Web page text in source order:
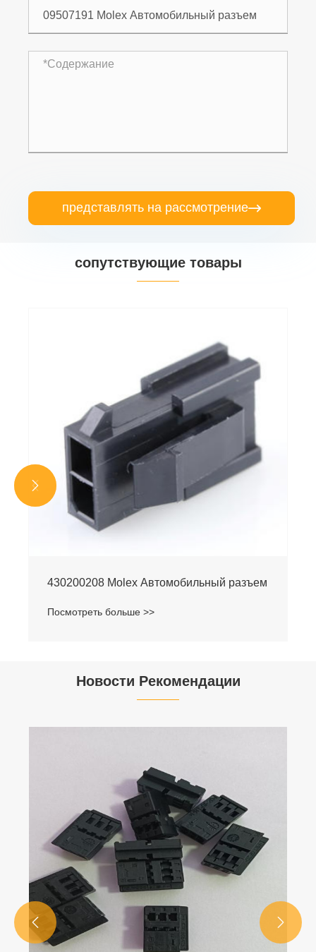
представлять на рассмотрение
сопутствующие товары
430200210 Molex Автомобильный разъем
Посмотреть больше >>


Новости Рекомендации
Меры предосторожности при
использовании разъемов
 